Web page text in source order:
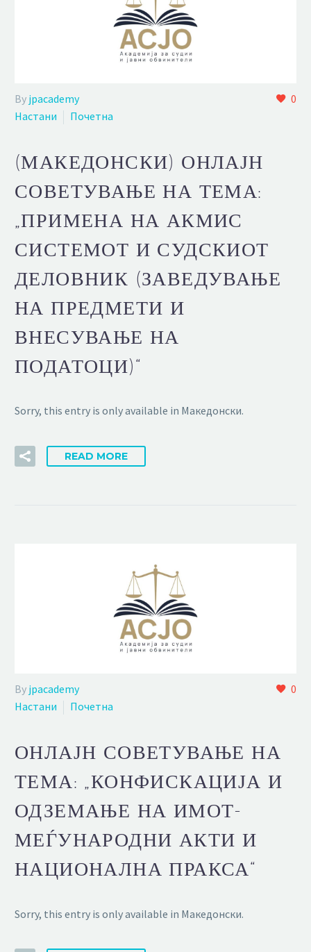
0
By jpacademy
Настани
Почетна
(МАКЕДОНСКИ) ОНЛАЈН
СОВЕТУВАЊЕ НА ТЕМА:
„ПРИМЕНА НА АКМИС
СИСТЕМОТ И СУДСКИОТ
ДЕЛОВНИК (ЗАВЕДУВАЊЕ
НА ПРЕДМЕТИ И
ВНЕСУВАЊЕ НА
ПОДАТОЦИ)“
Sorry, this entry is only available in Македонски.
READ MORE
0
By jpacademy
Настани
Почетна
ОНЛАЈН СОВЕТУВАЊЕ НА
ТЕМА: „КОНФИСКАЦИЈА И
ОДЗЕМАЊЕ НА ИМОТ-
МЕЃУНАРОДНИ АКТИ И
НАЦИОНАЛНА ПРАКСА“
Sorry, this entry is only available in Македонски.